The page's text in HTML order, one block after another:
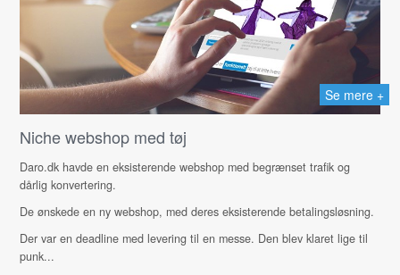
Se mere +
Niche webshop med tøj
Daro.dk havde en eksisterende webshop med begrænset trafik og
dårlig konvertering.
De ønskede en ny webshop, med deres eksisterende betalingsløsning.
Der var en deadline med levering til en messe. Den blev klaret lige til
punk...